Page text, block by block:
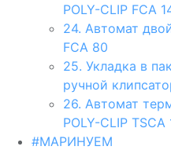
POLY-CLIP FCA
24. Aвтомат
FCA 80
25. Укладка в
ручной
26. Автомат
POLY-CLIP TSCA
#МАРИНУЕМ